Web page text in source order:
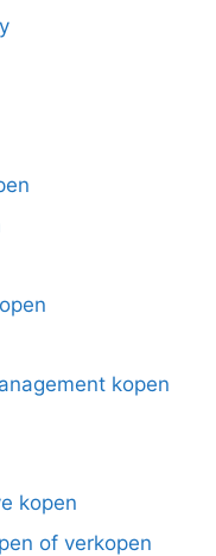
kopen
kopen
of verkopen